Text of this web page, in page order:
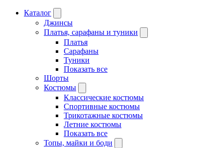
Каталог
Джинсы
Платья, сарафаны и туники
Платья
Сарафаны
Туники
Показать все
Шорты
Костюмы
Классические костюмы
Спортивные костюмы
Трикотажные костюмы
Летние костюмы
Показать все
Топы, майки и боди